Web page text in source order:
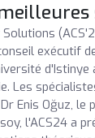
exécutif
d'Istinye
Les
Enis Oğuz, le
l'ACS24 a